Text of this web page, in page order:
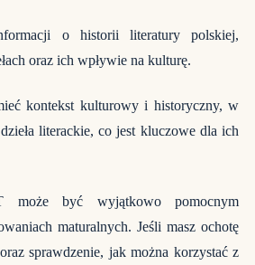
o historii literatury polskiej,
oraz ich wpływie na kulturę.
kontekst kulturowy i historyczny, w
literackie, co jest kluczowe dla ich
może być wyjątkowo pomocnym
maturalnych. Jeśli masz ochotę
sprawdzenie, jak można korzystać z